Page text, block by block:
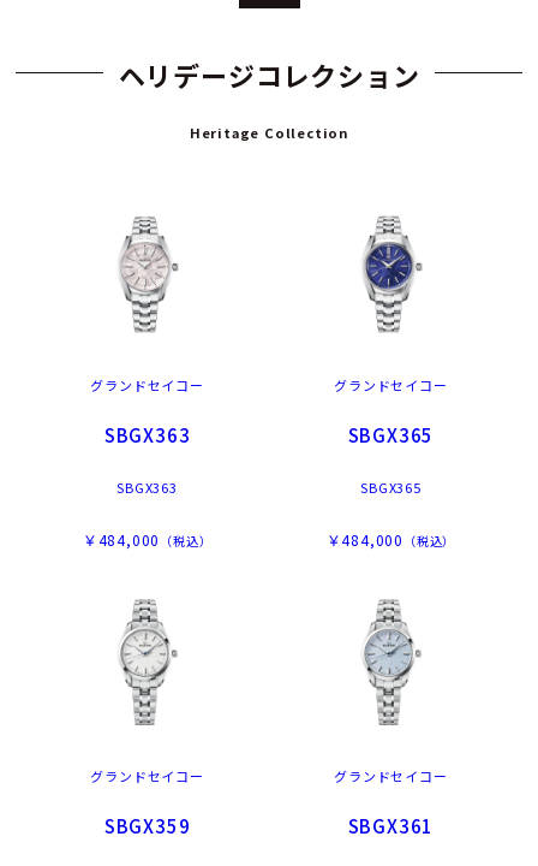
ヘリデージコレクション
Heritage Collection
グランドセイコー
SBGX363
SBGX363
￥484,000 （税込）
グランドセイコー
SBGX365
SBGX365
￥484,000 （税込）
グランドセイコー
SBGX359
グランドセイコー
SBGX361